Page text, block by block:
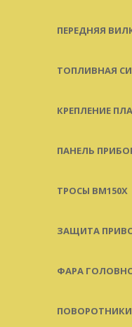
ПЕРЕДНЯЯ
ТОПЛИВНАЯ
КРЕПЛЕНИЕ
ПАНЕЛЬ
ТРОСЫ BM150X
ЗАЩИТА
ФАРА
ПОВОРОТНИКИ